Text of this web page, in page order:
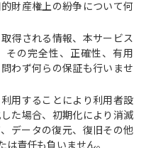
財産権上の紛争について何
得される情報、本サービス
その完全性、正確性、有用
わず何らの保証も行いませ
用することにより利用者設
た場合、初期化により消滅
データの復元、復旧その他
は責任も負いません。